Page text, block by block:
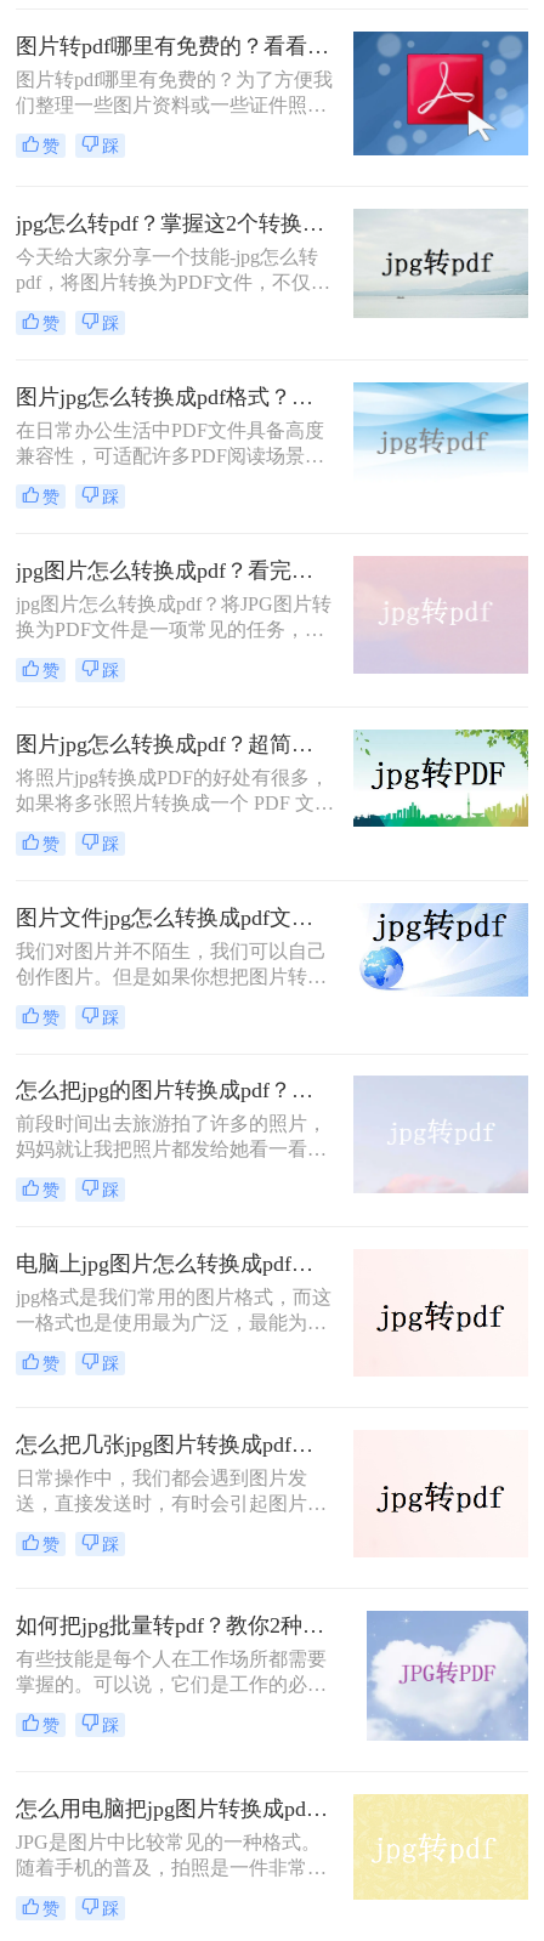
那么图片怎么转成pdf呢？下面这款软
件，大家可以先收藏一下。
图片转pdf哪里有免费的？看看这四个方法！
图片转pdf哪里有免费的？为了方便我
们整理一些图片资料或一些证件照图
片资料，我们通常会选择将图片转
PDF文档进行保存，这样一来更方便
赞 踩
jpg怎么转pdf？掌握这2个转换方法，轻松搞定！
今天给大家分享一个技能-jpg怎么转
pdf，将图片转换为PDF文件，不仅便
于存储，而且提高了文件的阅读效
果。在日常办公中，经常需要将图片
jpg转pdf。小编在这就给大家分享一
些方法。
赞 踩
图片jpg怎么转换成pdf格式？这个方法你一定要会用！
在日常办公生活中PDF文件具备高度
兼容性，可适配许多PDF阅读场景，
因此图片文件有时会被转换为PDF文
件，并应用于各种场景中。一方面，
一方面，它也可以节省存储空间。由
于PDF格式易于阅读且不易修改，而
且具有很好的兼容性和快速传输速
度，因此成为了许多用户首选的文件
格式之一。下面一起看看图片jpg怎么
转换成pdf格式吧。
赞 踩
jpg图片怎么转换成pdf？看完这三招你就学会了！
jpg图片怎么转换成pdf？将JPG图片转
换为PDF文件是一项常见的任务，很
多时候需要将文件整理起来进行传
输，PDF格式更加适合传送和查看。
像，并将多个图像组合成单个文件。
下面是三种将JPG转换为PDF的方
法。
赞 踩
图片jpg怎么转换成pdf？超简单的一个方法！
将照片jpg转换成PDF的好处有很多，
如果将多张照片转换成一个 PDF 文件
可以节省空间，并且更加方便地进行
存储和管理。相比较于存储一堆单独
可以更加轻松地进行备份和分享，也
可以更加方便地浏览和查看。那么图
片jpg怎么转换成pdf？从而更加方便
地进行阅读和标注。下面小编交给大
家一个小技巧~
赞 踩
图片文件jpg怎么转换成pdf文件？掌握这2个小技巧，一键批量转换！
我们对图片并不陌生，我们可以自己
创作图片。但是如果你想把图片转换
成PDF格式，我相信很多人都不知道
怎么做。别担心，这里有种完成图片
下面就来简单的教会大家，一起来看
看吧，看看是图片文件jpg怎么转换成
pdf文件的。
赞 踩
怎么把jpg的图片转换成pdf？这二个方法让你实现jpg转pdf
前段时间出去旅游拍了许多的照片，
妈妈就让我把照片都发给她看一看。
由于照片实在是太多了，我就想着把
这些照片都放到一个文档中，这样就
止误操作，我把文档转换成了PDF文
件，发给妈妈看了之后，她非常的高
兴。那么大家来学习一下这几个怎么
把jpg的图片转换成pdf的方法吧，以
后出去旅游了可以多拍几张照片分享
给自己的家人和朋友。
赞 踩
电脑上jpg图片怎么转换成pdf？分享二种最实用的方法
jpg格式是我们常用的图片格式，而这
一格式也是使用最为广泛，最能为某
些网站工具接受的格式。办公室里，
我们还会经常看到这种格式的图片，
经常会碰到需要转换格式的情况，有
一种转换就是将jpg图片转换成pdf
了！那么电脑上jpg图片怎么转换成
赞 踩
怎么把几张jpg图片转换成pdf格式？快来get这2个好用的技巧
日常操作中，我们都会遇到图片发
送，直接发送时，有时会引起图片分
辨率的改变，为了保证图片在传输过
程中分辨率没有改变，我一般都是先
式呢？这就是我们今天要讲述的重
点，下面一起来看看jpg转换成pdf格
式的具体步骤吧。
赞 踩
如何把jpg批量转pdf？教你2种方法，10秒搞定100张图片
有些技能是每个人在工作场所都需要
掌握的。可以说，它们是工作的必备
品。就像蔬菜、大米、油和盐一样，
它们是生活必需品。当然，学习这些
让我们进入这个主题。如何把jpg批量
转pdf？下面就来教你jpg转pdf的方
法。
赞 踩
怎么用电脑把jpg图片转换成pdf？教你最实用简单的两种转换方法
JPG是图片中比较常见的一种格式。
随着手机的普及，拍照是一件非常普
遍的事情，深受广大群众的欢迎和喜
爱。然而，如果有更多的图片，有时
赞 踩